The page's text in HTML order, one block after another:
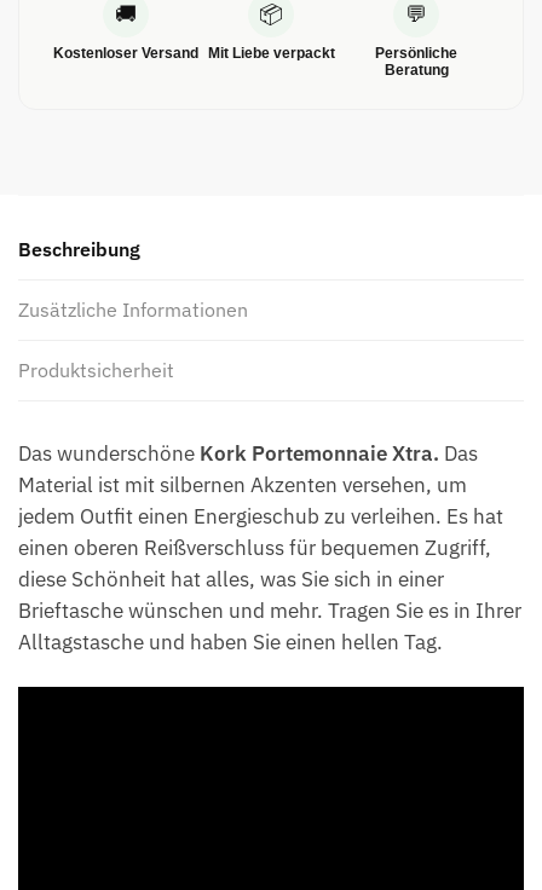
🚚
Kostenloser Versand
📦
Mit Liebe verpackt
💬
Persönliche
Beratung
Beschreibung
Zusätzliche Informationen
Produktsicherheit
Das wunderschöne Kork Portemonnaie Xtra. Das
Material ist mit silbernen Akzenten versehen, um
jedem Outfit einen Energieschub zu verleihen. Es hat
einen oberen Reißverschluss für bequemen Zugriff,
diese Schönheit hat alles, was Sie sich in einer
Brieftasche wünschen und mehr. Tragen Sie es in Ihrer
Alltagstasche und haben Sie einen hellen Tag.